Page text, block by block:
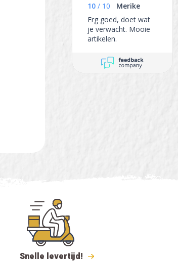
10 / 10
Merike
Erg goed, doet wat
je verwacht. Mooie
artikelen.
Snelle levertijd!